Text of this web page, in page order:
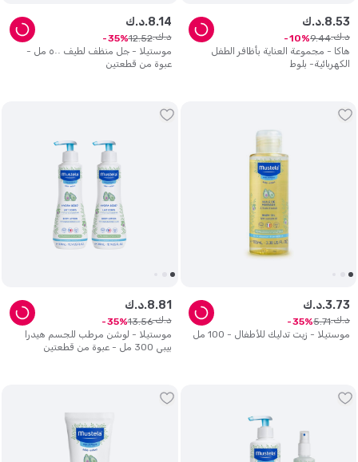
هاكا - مجموعة العناية بأظافر الطفل
الكهربائية- بلوط
د.ك.8.53
د.ك. 9.44
10
موستيلا - جل منظف لطيف ٥٠٠ مل -
عبوة من قطعتين
د.ك.8.14
د.ك. 12.52
35
موستيلا - زيت تدليك للأطفال - 100 مل
د.ك.3.73
د.ك. 5.71
35
موستيلا - لوشن مرطب للجسم هيدرا
بيبي 300 مل - عبوة من قطعتين
د.ك.8.81
د.ك. 13.56
35